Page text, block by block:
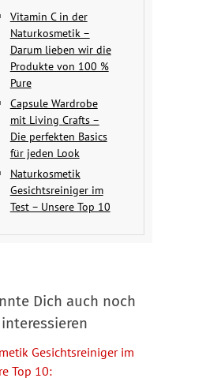
Vitamin C in der
Naturkosmetik –
Darum lieben wir die
Produkte von 100 %
Pure
Capsule Wardrobe
mit Living Crafts –
Die perfekten Basics
für jeden Look
Naturkosmetik
Gesichtsreiniger im
Test – Unsere Top 10
Dich auch noch
interessieren